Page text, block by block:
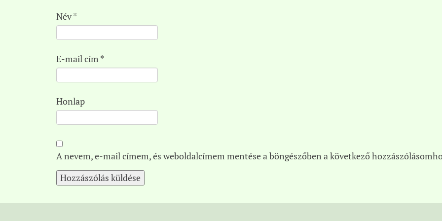
Név*
E-mail cím *
Honlap
A nevem, e-mail címem, és weboldalcímem mentése a böngészőben a következő